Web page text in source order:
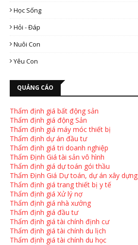
Học Sống
Hỏi - Đáp
Nuôi Con
Yêu Con
QUẢNG CÁO
Thẩm định giá bất động sản
Thẩm định giá động Sản
Thẩm định giá máy móc thiết bị
Thẩm định dự án đầu tư
Thẩm định giá tri doanh nghiệp
Thẩm Định Giá tài sản vô hình
Thẩm định giá dự toán gói thầu
Thẩm Định Giá Dự toán, dự án xây dựng
Thẩm định giá trang thiết bị y tế
Thẩm định giá Xử lý nợ
Thẩm định giá nhà xưởng
Thẩm định giá đầu tư
Thẩm định giá tài chính định cư
Thẩm định giá tài chính du lịch
Thẩm định giá tài chính du học